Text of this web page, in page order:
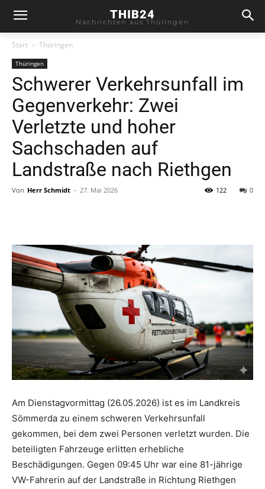
THIB24
Nachrichten aus Thüringen
Start Thüringen
Thüringen
Schwerer Verkehrsunfall im
Gegenverkehr: Zwei
Verletzte und hoher
Sachschaden auf
Landstraße nach Riethgen
Von Herr Schmidt - 27. Mai 2026 0
122
Am Dienstagvormittag (26.05.2026) ist es im Landkreis
Sömmerda zu einem schweren Verkehrsunfall
gekommen, bei dem zwei Personen verletzt wurden. Die
beteiligten Fahrzeuge erlitten erhebliche
Beschädigungen. Gegen 09:45 Uhr war eine 81-jährige
VW-Fahrerin auf der Landstraße in Richtung Riethgen